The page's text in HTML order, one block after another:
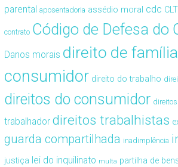
parental aposentadoria assédio moral cdc CLT
contrato Código de Defesa do
Danos morais direito de família
consumidor direito do trabalho
direitos do consumidor
trabalhador direitos trabalhistas
guarda compartilhada inadimplência
justiça lei do inquilinato multa partilha de